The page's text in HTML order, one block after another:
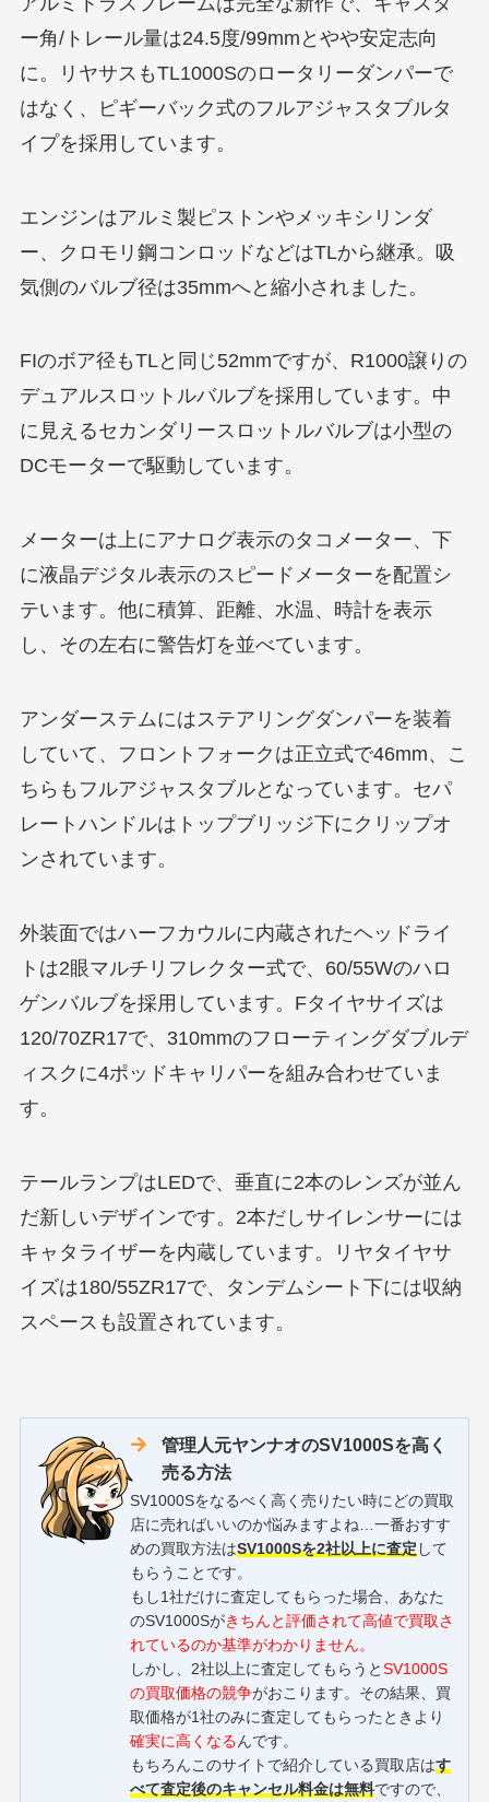
ー角/トレール量は24.5度/99mmとやや安定志向
に。リヤサスもTL1000Sのロータリーダンパーで
はなく、ピギーバック式のフルアジャスタブルタ
イプを採用しています。
エンジンはアルミ製ピストンやメッキシリンダ
ー、クロモリ鋼コンロッドなどはTLから継承。吸
気側のバルブ径は35mmへと縮小されました。
FIのボア径もTLと同じ52mmですが、R1000譲りの
デュアルスロットルバルブを採用しています。中
に見えるセカンダリースロットルバルブは小型の
DCモーターで駆動しています。
メーターは上にアナログ表示のタコメーター、下
に液晶デジタル表示のスピードメーターを配置シ
テいます。他に積算、距離、水温、時計を表示
し、その左右に警告灯を並べています。
アンダーステムにはステアリングダンパーを装着
していて、フロントフォークは正立式で46mm、こ
ちらもフルアジャスタブルとなっています。セパ
レートハンドルはトップブリッジ下にクリップオ
ンされています。
外装面ではハーフカウルに内蔵されたヘッドライ
トは2眼マルチリフレクター式で、60/55Wのハロ
ゲンバルブを採用しています。Fタイヤサイズは
120/70ZR17で、310mmのフローティングダブルデ
ィスクに4ポッドキャリパーを組み合わせていま
す。
テールランプはLEDで、垂直に2本のレンズが並ん
だ新しいデザインです。2本だしサイレンサーには
キャタライザーを内蔵しています。リヤタイヤサ
イズは180/55ZR17で、タンデムシート下には収納
スペースも設置されています。
管理人元ヤンナオのSV1000Sを高く
売る方法
SV1000Sをなるべく高く売りたい時にどの買取
店に売ればいいのか悩みますよね…一番おすす
めの買取方法はSV1000Sを2社以上に査定して
もらうことです。
もし1社だけに査定してもらった場合、あなた
のSV1000Sがきちんと評価されて高値で買取さ
れているのか基準がわかりません。
しかし、2社以上に査定してもらうとSV1000S
の買取価格の競争がおこります。その結果、買
取価格が1社のみに査定してもらったときより
確実に高くなるんです。
もちろんこのサイトで紹介している買取店はす
べて査定後のキャンセル料金は無料ですので、